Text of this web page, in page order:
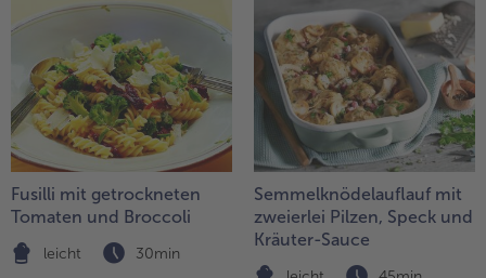
Fusilli mit getrockneten
Tomaten und Broccoli
leicht 30min
Semmelknödelauflauf mit
zweierlei Pilzen, Speck und
Kräuter-Sauce